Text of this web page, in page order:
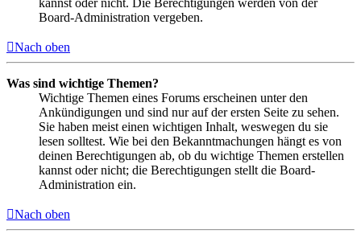
Board-Administration vergeben.
Nach oben
Was sind wichtige Themen?
Wichtige Themen eines Forums erscheinen unter den
Ankündigungen und sind nur auf der ersten Seite zu sehen.
Sie haben meist einen wichtigen Inhalt, weswegen du sie
lesen solltest. Wie bei den Bekanntmachungen hängt es von
deinen Berechtigungen ab, ob du wichtige Themen erstellen
kannst oder nicht; die Berechtigungen stellt die Board-
Administration ein.
Nach oben